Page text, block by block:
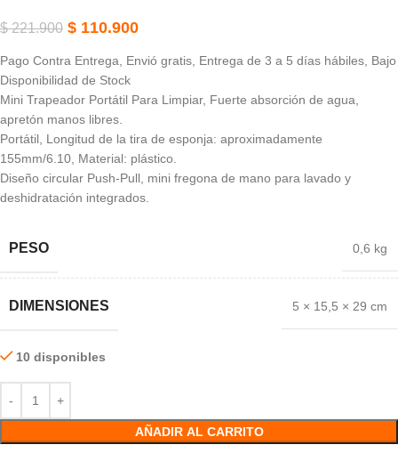
$221.900 $ 110.900
Pago Contra Entrega, Envió gratis, Entrega de 3 a 5 días hábiles, Bajo
Disponibilidad de Stock
Mini Trapeador Portátil Para Limpiar, Fuerte absorción de agua,
apretón manos libres.
Portátil, Longitud de la tira de esponja: aproximadamente
155mm/6.10, Material: plástico.
Diseño circular Push-Pull, mini fregona de mano para lavado y
deshidratación integrados.
PESO 0,6 kg
DIMENSIONES 5 × 15,5 × 29 cm
10 disponibles
AÑADIR AL CARRITO